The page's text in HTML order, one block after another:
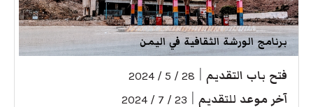
برنامج الورشة الثقافية في اليمن
فتح باب التقديم 28 / 5 / 2024
آخر موعد للتقديم 23 / 7 / 2024